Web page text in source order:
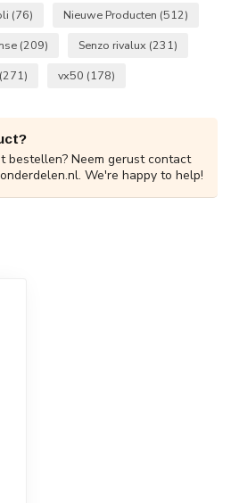
(76) Nieuwe Producten (512)
(209) Senzo rivalux (231)
(271) vx50 (178)
bestellen? Neem gerust contact
. We're happy to help!